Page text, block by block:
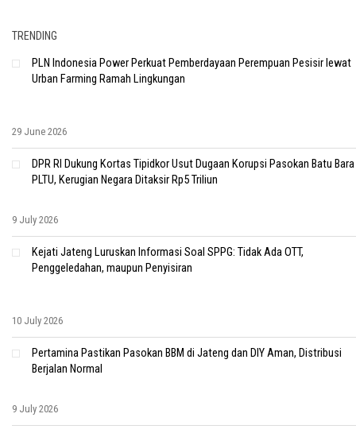
TRENDING
PLN Indonesia Power Perkuat Pemberdayaan Perempuan Pesisir lewat
Urban Farming Ramah Lingkungan
29 June 2026
DPR RI Dukung Kortas Tipidkor Usut Dugaan Korupsi Pasokan Batu Bara
PLTU, Kerugian Negara Ditaksir Rp5 Triliun
9 July 2026
Kejati Jateng Luruskan Informasi Soal SPPG: Tidak Ada OTT,
Penggeledahan, maupun Penyisiran
10 July 2026
Pertamina Pastikan Pasokan BBM di Jateng dan DIY Aman, Distribusi
Berjalan Normal
9 July 2026